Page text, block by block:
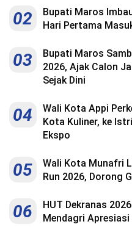
02
Bupati Maros
Hari Pertama
03
Bupati Maros
2026, Ajak Calon
Sejak Dini
04
Wali Kota Appi
Kota Kuliner, ke
Ekspo
05
Wali Kota Munafri
Run 2026, Dorong
06
HUT Dekranas
Mendagri